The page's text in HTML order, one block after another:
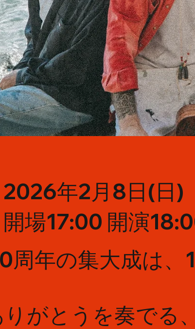
2026年2月8日(日)
開場17:00 開演
周年の集大成は、
がとうを奏でる